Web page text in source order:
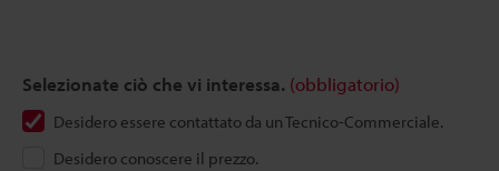
Selezionate ciò che vi interessa. (obbligatorio)
Desidero essere contattato da un Tecnico-Commerciale.
Desidero conoscere il prezzo.